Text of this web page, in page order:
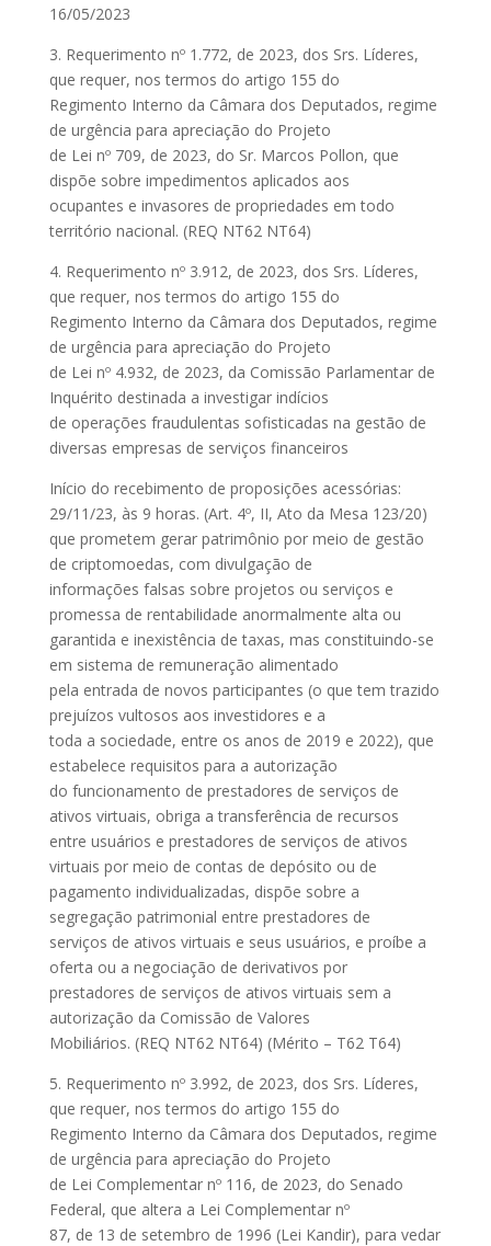
16/05/2023
3. Requerimento nº 1.772, de 2023, dos Srs. Líderes,
que requer, nos termos do artigo 155 do
Regimento Interno da Câmara dos Deputados, regime
de urgência para apreciação do Projeto
de Lei nº 709, de 2023, do Sr. Marcos Pollon, que
dispõe sobre impedimentos aplicados aos
ocupantes e invasores de propriedades em todo
território nacional. (REQ NT62 NT64)
4. Requerimento nº 3.912, de 2023, dos Srs. Líderes,
que requer, nos termos do artigo 155 do
Regimento Interno da Câmara dos Deputados, regime
de urgência para apreciação do Projeto
de Lei nº 4.932, de 2023, da Comissão Parlamentar de
Inquérito destinada a investigar indícios
de operações fraudulentas sofisticadas na gestão de
diversas empresas de serviços financeiros
Início do recebimento de proposições acessórias:
29/11/23, às 9 horas. (Art. 4º, II, Ato da Mesa 123/20)
que prometem gerar patrimônio por meio de gestão
de criptomoedas, com divulgação de
informações falsas sobre projetos ou serviços e
promessa de rentabilidade anormalmente alta ou
garantida e inexistência de taxas, mas constituindo-se
em sistema de remuneração alimentado
pela entrada de novos participantes (o que tem trazido
prejuízos vultosos aos investidores e a
toda a sociedade, entre os anos de 2019 e 2022), que
estabelece requisitos para a autorização
do funcionamento de prestadores de serviços de
ativos virtuais, obriga a transferência de recursos
entre usuários e prestadores de serviços de ativos
virtuais por meio de contas de depósito ou de
pagamento individualizadas, dispõe sobre a
segregação patrimonial entre prestadores de
serviços de ativos virtuais e seus usuários, e proíbe a
oferta ou a negociação de derivativos por
prestadores de serviços de ativos virtuais sem a
autorização da Comissão de Valores
Mobiliários. (REQ NT62 NT64) (Mérito – T62 T64)
5. Requerimento nº 3.992, de 2023, dos Srs. Líderes,
que requer, nos termos do artigo 155 do
Regimento Interno da Câmara dos Deputados, regime
de urgência para apreciação do Projeto
de Lei Complementar nº 116, de 2023, do Senado
Federal, que altera a Lei Complementar nº
87, de 13 de setembro de 1996 (Lei Kandir), para vedar